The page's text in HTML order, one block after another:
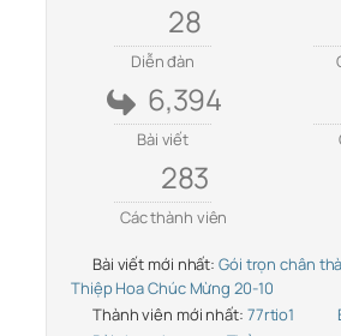
28
Diễn đàn
6,394
Bài viết
283
Các thành viên
Bài viết mới nhất: Gói trọn chân
Thiệp Hoa Chúc Mừng 20-10
Thành viên mới nhất: 77rtio1